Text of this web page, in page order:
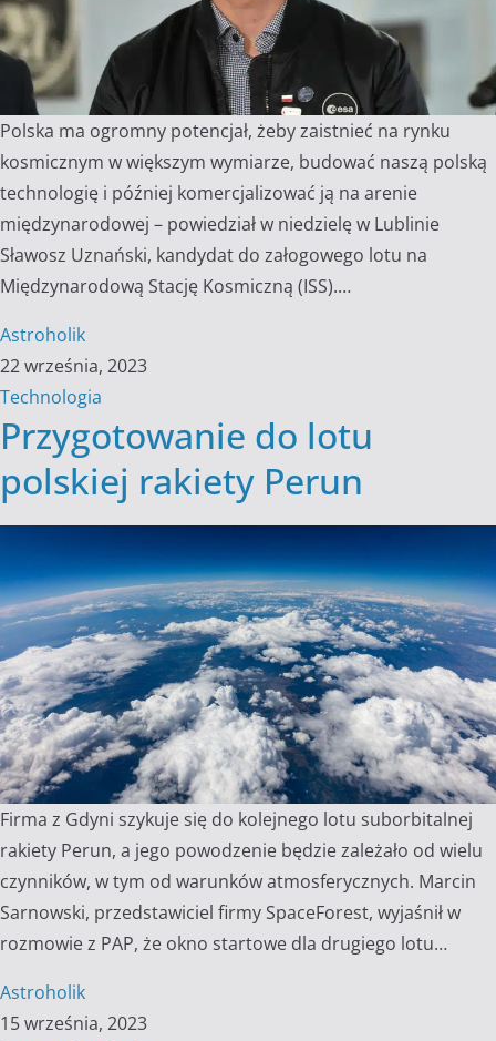
Polska ma ogromny potencjał, żeby zaistnieć na rynku
kosmicznym w większym wymiarze, budować naszą polską
technologię i później komercjalizować ją na arenie
międzynarodowej – powiedział w niedzielę w Lublinie
Sławosz Uznański, kandydat do załogowego lotu na
Międzynarodową Stację Kosmiczną (ISS).…
Astroholik
22 września, 2023
Technologia
Przygotowanie do lotu
polskiej rakiety Perun
Firma z Gdyni szykuje się do kolejnego lotu suborbitalnej
rakiety Perun, a jego powodzenie będzie zależało od wielu
czynników, w tym od warunków atmosferycznych. Marcin
Sarnowski, przedstawiciel firmy SpaceForest, wyjaśnił w
rozmowie z PAP, że okno startowe dla drugiego lotu…
Astroholik
15 września, 2023